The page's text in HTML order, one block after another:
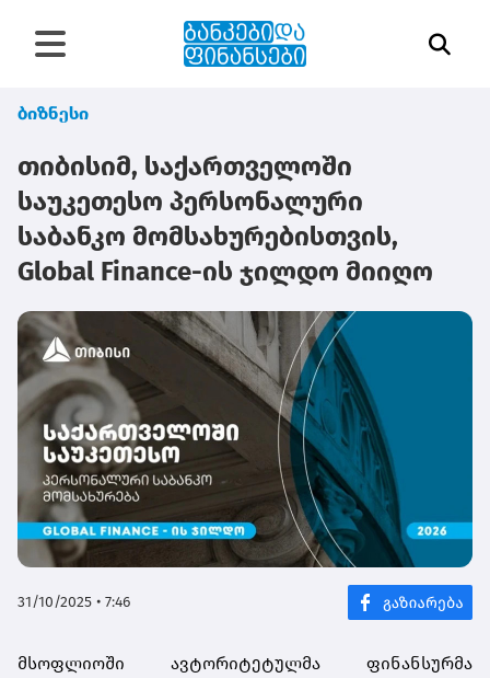
ბიზნესი
თიბისიმ, საქართველოში
საუკეთესო პერსონალური
საბანკო მომსახურებისთვის,
Global Finance-ის ჯილდო მიიღო
31/10/2025 • 7:46
მსოფლიოში ავტორიტეტულმა ფინანსურმა